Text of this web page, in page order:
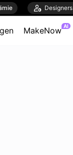
 Designers
MakeNow AI